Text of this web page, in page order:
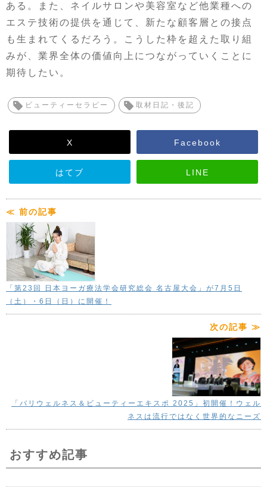
ある。また、ネイルサロンや美容室など他業種への
エステ技術の提供を通じて、新たな顧客層との接点
も生まれてくるだろう。こうした枠を超えた取り組
みが、業界全体の価値向上につながっていくことに
期待したい。
ビューティーセラピー 取材日記・後記
X Facebook
はてブ LINE
≪ 前の記事
「第23回 日本ヨーガ療法学会研究総会 名古屋大会」が7月5日
（土）・6日（日）に開催！
次の記事 ≫
「バリウェルネス＆ビューティーエキスポ 2025」初開催！ウェル
ネスは流行ではなく世界的なニーズ
おすすめ記事